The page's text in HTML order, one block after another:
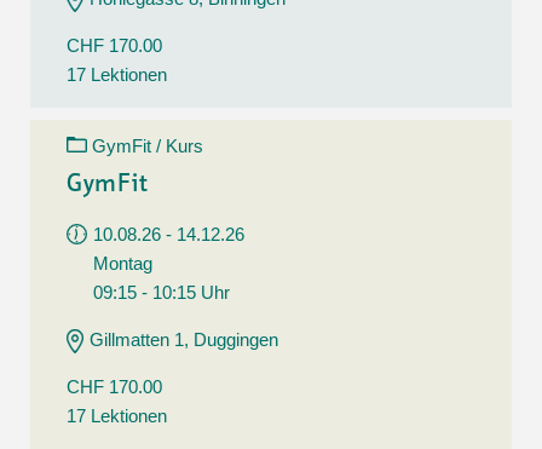
CHF 170.00
17 Lektionen
GymFit / Kurs
GymFit
10.08.26 - 14.12.26
Montag
09:15 - 10:15 Uhr
Gillmatten 1, Duggingen
CHF 170.00
17 Lektionen